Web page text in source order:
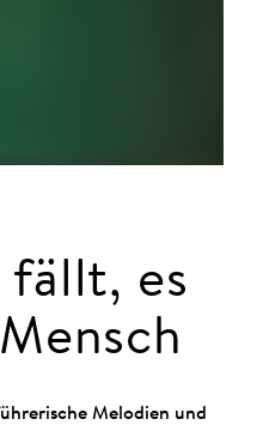
fällt, es
Melodien und